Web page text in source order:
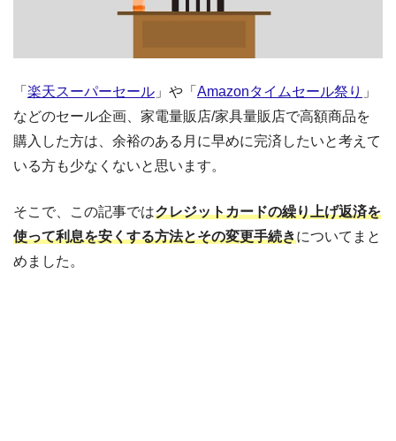
「 楽天スーパーセール 」や「 Amazonタイムセール祭り 」
などのセール企画、家電量販店/家具量販店で高額商品を
購入した方は、余裕のある月に早めに完済したいと考えて
いる方も少なくないと思います。
そこで、この記事ではクレジットカードの繰り上げ返済を
使って利息を安くする方法とその変更手続きについてまと
めました。